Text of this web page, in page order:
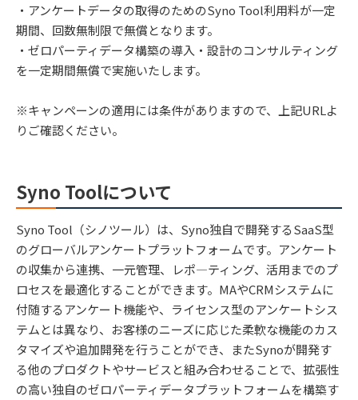
・アンケートデータの取得のためのSyno Tool利用料が一定
期間、回数無制限で無償となります。
・ゼロパーティデータ構築の導入・設計のコンサルティング
を一定期間無償で実施いたします。
※キャンペーンの適用には条件がありますので、上記URLよ
りご確認ください。
Syno Toolについて
Syno Tool（シノツール）は、Syno独自で開発するSaaS型
のグローバルアンケートプラットフォームです。アンケート
の収集から連携、一元管理、レポ―ティング、活用までのプ
ロセスを最適化することができます。MAやCRMシステムに
付随するアンケート機能や、ライセンス型のアンケートシス
テムとは異なり、お客様のニーズに応じた柔軟な機能のカス
タマイズや追加開発を行うことができ、またSynoが開発す
る他のプロダクトやサービスと組み合わせることで、拡張性
の高い独自のゼロパーティデータプラットフォームを構築す